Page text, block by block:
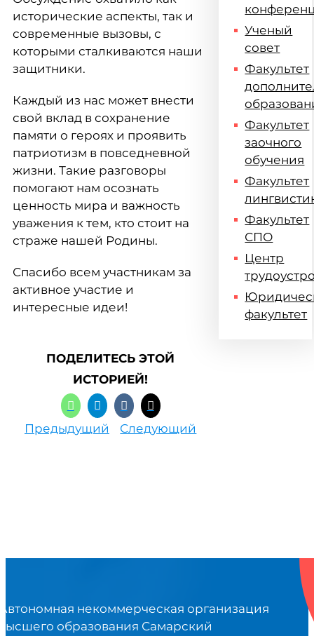
исторические аспекты, так и
современные вызовы, с
которыми сталкиваются наши
защитники.
Каждый из нас может внести
свой вклад в сохранение
памяти о героях и проявить
патриотизм в повседневной
жизни. Такие разговоры
помогают нам осознать
ценность мира и важность
уважения к тем, кто стоит на
страже нашей Родины.
Спасибо всем участникам за
активное участие и
интересные идеи!
ПОДЕЛИТЕСЬ ЭТОЙ
ИСТОРИЕЙ!
Предыдущий Следующий
Ученый
совет
Факультет
Факультет
заочного
обучения
Факультет
Факультет
СПО
Центр
факультет
некоммерческая организация
образования Самарский